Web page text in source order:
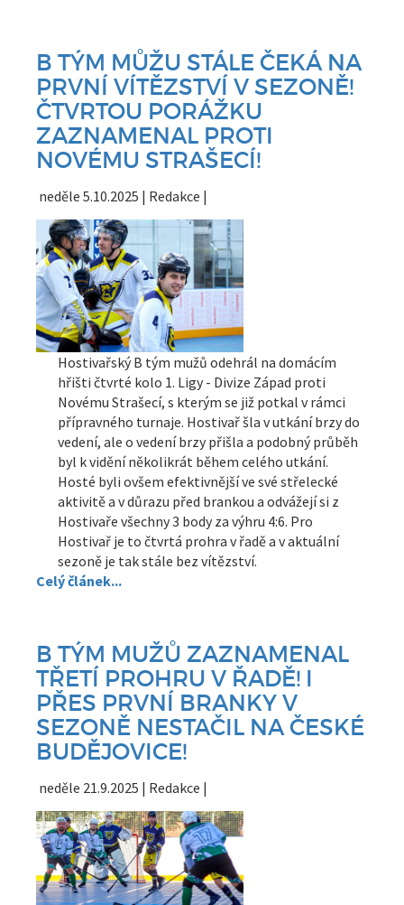
B TÝM MŮŽU STÁLE ČEKÁ NA
PRVNÍ VÍTĚZSTVÍ V SEZONĚ!
ČTVRTOU PORÁŽKU
ZAZNAMENAL PROTI
NOVÉMU STRAŠECÍ!
neděle 5.10.2025 | Redakce |
Hostivařský B tým mužů odehrál na domácím
hřišti čtvrté kolo 1. Ligy - Divize Západ proti
Novému Strašecí, s kterým se již potkal v rámci
přípravného turnaje. Hostivař šla v utkání brzy do
vedení, ale o vedení brzy přišla a podobný průběh
byl k vidění několikrát během celého utkání.
Hosté byli ovšem efektivnější ve své střelecké
aktivitě a v důrazu před brankou a odvážejí si z
Hostivaře všechny 3 body za výhru 4:6. Pro
Hostivař je to čtvrtá prohra v řadě a v aktuální
sezoně je tak stále bez vítězství.
Celý článek...
B TÝM MUŽŮ ZAZNAMENAL
TŘETÍ PROHRU V ŘADĚ! I
PŘES PRVNÍ BRANKY V
SEZONĚ NESTAČIL NA ČESKÉ
BUDĚJOVICE!
neděle 21.9.2025 | Redakce |